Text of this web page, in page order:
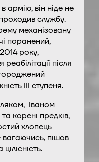
армію, він ніде не
службу.
механізовану
поранений,
року,
після
ІІІ ступеня.
Іваном
корені предків,
хлопець
вагаючись, пішов